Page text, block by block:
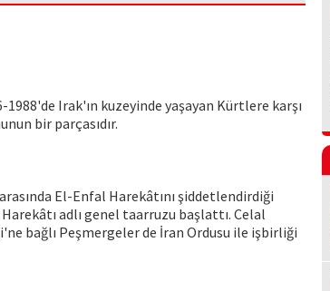
1988'de Irak'ın kuzeyinde yaşayan Kürtlere karşı
bir parçasıdır.
El-Enfal Harekâtını şiddetlendirdiği
adlı genel taarruzu başlattı. Celal
bağlı Peşmergeler de İran Ordusu ile işbirliği